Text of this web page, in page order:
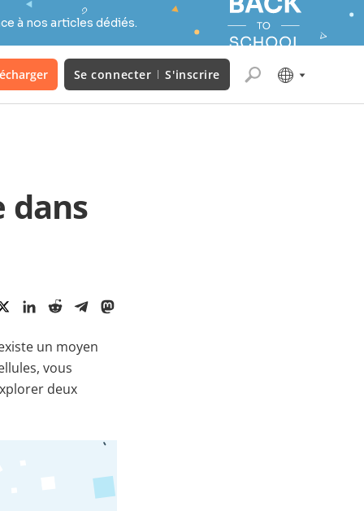
à nos articles dédiés.
Se connecter S'inscrire
dans
un moyen
vous
deux